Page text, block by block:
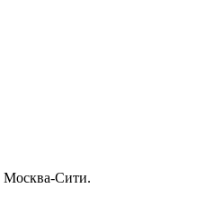
Москва-Сити.